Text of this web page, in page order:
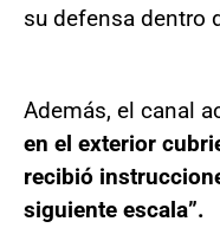
su defensa dentro
Además, el canal
en el exterior
recibió
siguiente escala”.